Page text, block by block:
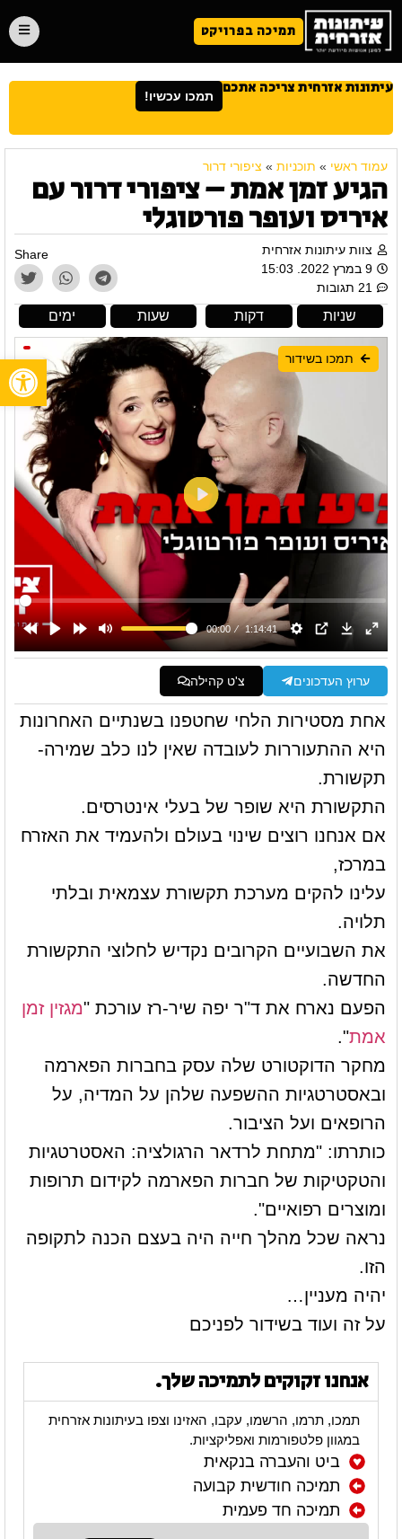
תמיכה בפרויקט
עיתונות אזרחית צריכה אתכם תמכו עכשיו!
עמוד ראשי » תוכניות » ציפורי דרור
הגיע זמן אמת – ציפורי דרור עם
איריס ועופר פורטוגלי
צוות עיתונות אזרחית
9 במרץ 2022. 15:03
21 תגובות
Share
ימים שעות דקות שניות
תמכו בשידור
ערוץ העדכונים צ'ט קהילה
אחת מסטירות הלחי שחטפנו בשנתיים האחרונות
היא ההתעוררות לעובדה שאין לנו כלב שמירה-
תקשורת.
התקשורת היא שופר של בעלי אינטרסים.
אם אנחנו רוצים שינוי בעולם ולהעמיד את האזרח
במרכז,
עלינו להקים מערכת תקשורת עצמאית ובלתי
תלויה.
את השבועיים הקרובים נקדיש לחלוצי התקשורת
החדשה.
הפעם נארח את ד"ר יפה שיר-רז עורכת "מגזין זמן
אמת".
מחקר הדוקטורט שלה עסק בחברות הפארמה
ובאסטרטגיות ההשפעה שלהן על המדיה, על
הרופאים ועל הציבור.
כותרתו: "מתחת לרדאר הרגולציה: האסטרטגיות
והטקטיקות של חברות הפארמה לקידום תרופות
ומוצרים רפואיים".
נראה שכל מהלך חייה היה בעצם הכנה לתקופה
הזו.
יהיה מעניין…
על זה ועוד בשידור לפניכם
אנחנו זקוקים לתמיכה שלך.
תמכו, תרמו, הרשמו, עקבו, האזינו וצפו בעיתונות אזרחית
במגוון פלטפורמות ואפליקציות.
ביט והעברה בנקאית
תמיכה חודשית קבועה
תמיכה חד פעמית